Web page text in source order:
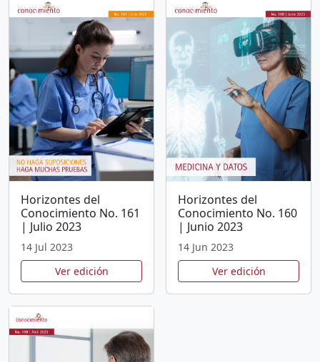
Horizontes del
Conocimiento No. 161
| Julio 2023
14 Jul 2023
Ver edición
Horizontes del
Conocimiento No. 160
| Junio 2023
14 Jun 2023
Ver edición